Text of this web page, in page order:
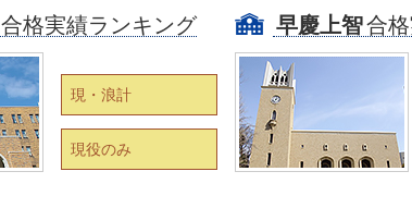
合格実績ランキング
現・浪計
現役のみ
早慶上智合